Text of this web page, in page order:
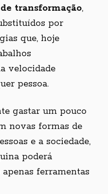
transformação,
por
que, hoje
velocidade
pessoa.
gastar um pouco
novas formas de
e a sociedade,
poderá
ferramentas